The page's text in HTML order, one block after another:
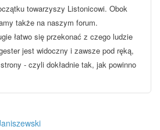
towarzyszy Listonicowi. Obok
także na naszym forum.
łatwo się przekonać z czego ludzie
jest widoczny i zawsze pod ręką,
- czyli dokładnie tak, jak powinno